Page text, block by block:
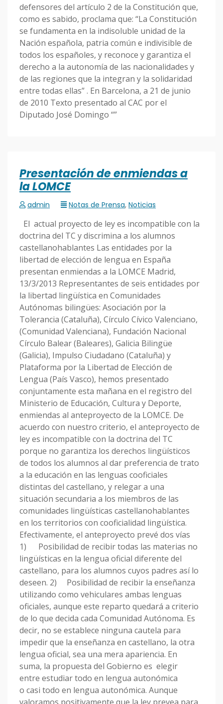
defensores del artículo 2 de la Constitución que,
como es sabido, proclama que: “La Constitución
se fundamenta en la indisoluble unidad de la
Nación española, patria común e indivisible de
todos los españoles, y reconoce y garantiza el
derecho a la autonomía de las nacionalidades y
de las regiones que la integran y la solidaridad
entre todas ellas” . En Barcelona, a 21 de junio
de 2010 Texto presentado al CAC por el
Diputado José Domingo “”
Presentación de enmiendas a
la LOMCE
admin Notas de Prensa, Noticias
El actual proyecto de ley es incompatible con la
doctrina del TC y discrimina a los alumnos
castellanohablantes Las entidades por la
libertad de elección de lengua en España
presentan enmiendas a la LOMCE Madrid,
13/3/2013 Representantes de seis entidades por
la libertad lingüística en Comunidades
Autónomas bilingües: Asociación por la
Tolerancia (Cataluña), Círculo Cívico Valenciano,
(Comunidad Valenciana), Fundación Nacional
Círculo Balear (Baleares), Galicia Bilingüe
(Galicia), Impulso Ciudadano (Cataluña) y
Plataforma por la Libertad de Elección de
Lengua (País Vasco), hemos presentado
conjuntamente esta mañana en el registro del
Ministerio de Educación, Cultura y Deporte,
enmiendas al anteproyecto de la LOMCE. De
acuerdo con nuestro criterio, el anteproyecto de
ley es incompatible con la doctrina del TC
porque no garantiza los derechos lingüísticos
de todos los alumnos al dar preferencia de trato
a la educación en las lenguas cooficiales
distintas del castellano, y relegar a una
situación secundaria a los miembros de las
comunidades lingüísticas castellanohablantes
en los territorios con cooficialidad lingüística.
Efectivamente, el anteproyecto prevé dos vías
1) Posibilidad de recibir todas las materias no
lingüísticas en la lengua oficial diferente del
castellano, para los alumnos cuyos padres así lo
deseen. 2) Posibilidad de recibir la enseñanza
utilizando como vehiculares ambas lenguas
oficiales, aunque este reparto quedará a criterio
de lo que decida cada Comunidad Autónoma. Es
decir, no se establece ninguna cautela para
impedir que la enseñanza en castellano, la otra
lengua oficial, sea una mera apariencia. En
suma, la propuesta del Gobierno es elegir
entre estudiar todo en lengua autonómica
o casi todo en lengua autonómica. Aunque